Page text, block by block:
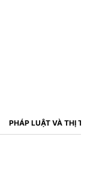
PHÁP LUẬT VÀ THỊ